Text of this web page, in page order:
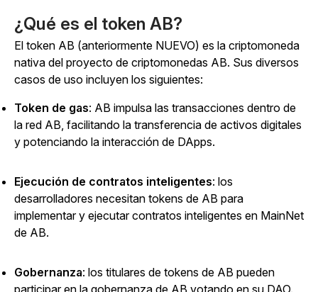
¿Qué es el token AB?
El token AB (anteriormente NUEVO) es la criptomoneda
nativa del proyecto de criptomonedas AB. Sus diversos
casos de uso incluyen los siguientes:
Token de gas: AB impulsa las transacciones dentro de
la red AB, facilitando la transferencia de activos digitales
y potenciando la interacción de DApps.
Ejecución de contratos inteligentes: los
desarrolladores necesitan tokens de AB para
implementar y ejecutar contratos inteligentes en MainNet
de AB.
Gobernanza: los titulares de tokens de AB pueden